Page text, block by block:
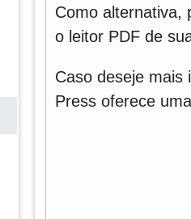
Como alternativa,
o leitor PDF de
Caso deseje mais
Press oferece